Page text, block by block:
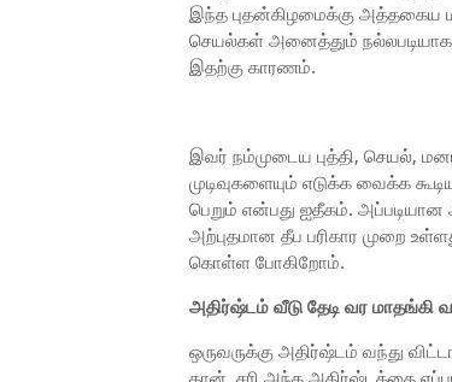
இந்த புதன்கிழமைக்கு அத்தகைய
செயல்கள் அனைத்தும் நல்லபடியாக
இதற்கு காரணம்.
இவர் நம்முடைய புத்தி, செயல்,
முடிவுகளையும் எடுக்க வைக்க
பெறும் என்பது ஐதீகம்.
அற்புதமான தீப பரிகார முறை
கொள்ள போகிறோம்.
அதிர்ஷ்டம் வீடு தேடி வர மாதங்கி
ஒருவருக்கு அதிர்ஷ்டம் வந்து